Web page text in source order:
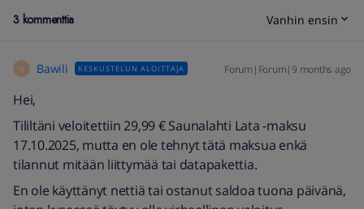
3 kommenttia Vanhin ensin
B Bawili KESKUSTELUN ALOITTAJA Forum|Forum|9 months ago
Hei,
Tililtäni veloitettiin 29,99 € Saunalahti Lata -maksu
17.10.2025, mutta en ole tehnyt tätä maksua enkä
tilannut mitään liittymää tai datapakettia.
En ole käyttänyt nettiä tai ostanut saldoa tuona päivänä,